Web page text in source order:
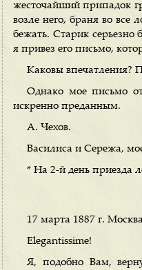
жесточайший припадок
возле него, браня во все
бежать. Старик серьезно
я привез его письмо,
Каковы впечатления?
Однако мое письмо
искренно преданным.
А. Чехов.
Василиса и Сережа,
* На 2-й день приезда
17 марта 1887 г.
Elegantissime!
Я, подобно Вам,